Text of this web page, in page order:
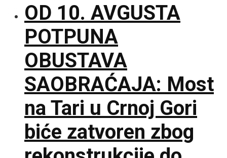
OD 10. AVGUSTA
POTPUNA
OBUSTAVA
SAOBRAĆAJA: Most
na Tari u Crnoj Gori
biće zatvoren zbog